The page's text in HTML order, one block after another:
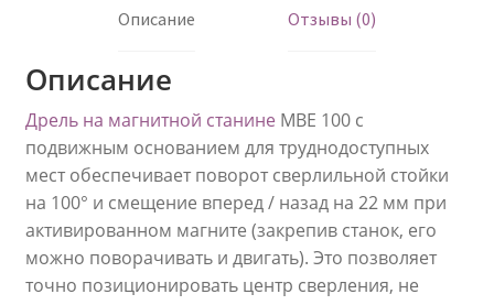
Описание Отзывы (0)
Описание
Дрель на магнитной станине МВЕ 100 с
подвижным основанием для труднодоступных
мест обеспечивает поворот сверлильной стойки
на 100° и смещение вперед / назад на 22 мм при
активированном магните (закрепив станок, его
можно поворачивать и двигать). Это позволяет
точно позиционировать центр сверления, не